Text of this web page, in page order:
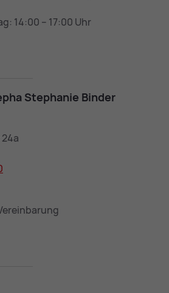
14:00 – 17:00 Uhr
Ste­pha­nie Bin­der